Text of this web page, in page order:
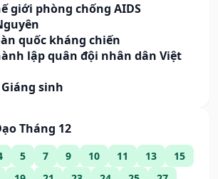
giới phòng chống AIDS
quốc kháng chiến
lập quân đội nhân dân Việt
sinh
Tháng 12
5 7 9 10 11 13
15